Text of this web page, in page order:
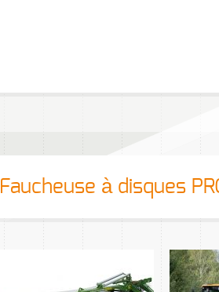
Faucheuse à disques